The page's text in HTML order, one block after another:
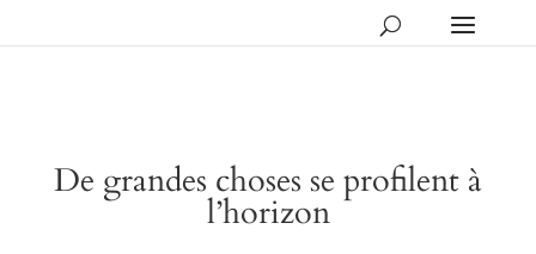
De grandes choses se profilent à
l’horizon